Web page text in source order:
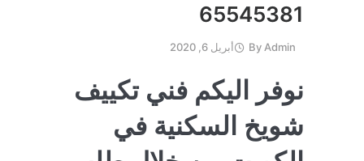
65545381
By Admin أبريل 6, 2020
نوفر اليكم فني تكييف
شويخ السكنية في